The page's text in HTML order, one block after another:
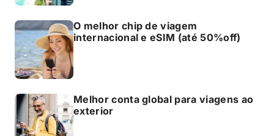
O melhor chip de viagem
internacional e eSIM (até 50%off)
Melhor conta global para viagens ao
exterior